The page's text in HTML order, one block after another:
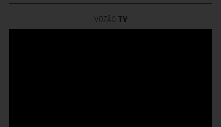
VOZÃO TV